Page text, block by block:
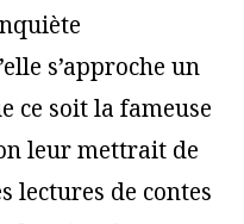
s’approche un
ce soit la fameuse
leur mettrait de
lectures de contes